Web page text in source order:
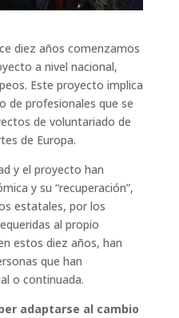
diez años comenzamos
a nivel nacional,
Este proyecto implica
de profesionales que se
de voluntariado de
de Europa.
y el proyecto han
y su “recuperación”,
estatales, por los
al propio
estos diez años, han
que han
o continuada.
adaptarse al cambio